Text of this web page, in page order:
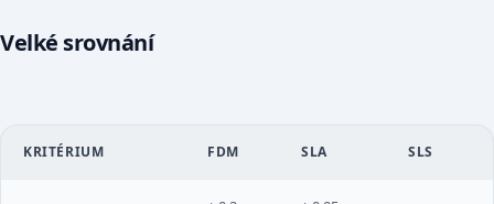
Velké srovnání
KRITÉRIUM FDM SLA SLS